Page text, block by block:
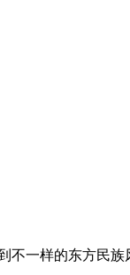
不一样的东方民族